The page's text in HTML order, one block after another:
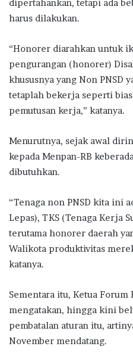
dipertahankan, tetapi ada
harus dilakukan.
“Honorer diarahkan untuk
pengurangan (honorer)
khususnya yang Non PNSD
tetaplah bekerja seperti
pemutusan kerja,” katanya.
Menurutnya, sejak awal
kepada Menpan-RB
dibutuhkan.
“Tenaga non PNSD kita ini
Lepas), TKS (Tenaga Kerja
terutama honorer daerah
Walikota produktivitas
katanya.
Sementara itu, Ketua
mengatakan, hingga kini
pembatalan aturan itu,
November mendatang.